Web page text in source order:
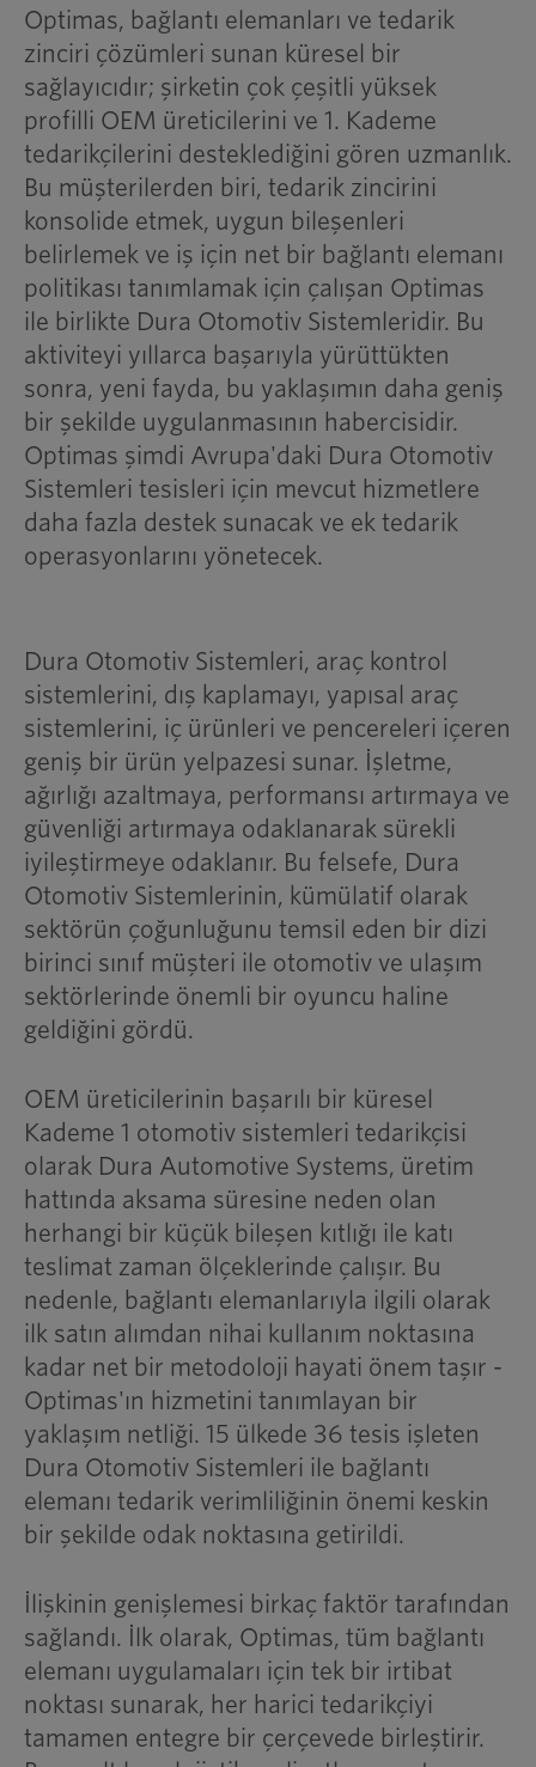
Optimas, bağlantı elemanları ve tedarik
zinciri çözümleri sunan küresel bir
sağlayıcıdır; şirketin çok çeşitli yüksek
profilli OEM üreticilerini ve 1. Kademe
tedarikçilerini desteklediğini gören uzmanlık.
Bu müşterilerden biri, tedarik zincirini
konsolide etmek, uygun bileşenleri
belirlemek ve iş için net bir bağlantı elemanı
politikası tanımlamak için çalışan Optimas
ile birlikte Dura Otomotiv Sistemleridir. Bu
aktiviteyi yıllarca başarıyla yürüttükten
sonra, yeni fayda, bu yaklaşımın daha geniş
bir şekilde uygulanmasının habercisidir.
Optimas şimdi Avrupa'daki Dura Otomotiv
Sistemleri tesisleri için mevcut hizmetlere
daha fazla destek sunacak ve ek tedarik
operasyonlarını yönetecek.
Dura Otomotiv Sistemleri, araç kontrol
sistemlerini, dış kaplamayı, yapısal araç
sistemlerini, iç ürünleri ve pencereleri içeren
geniş bir ürün yelpazesi sunar. İşletme,
ağırlığı azaltmaya, performansı artırmaya ve
güvenliği artırmaya odaklanarak sürekli
iyileştirmeye odaklanır. Bu felsefe, Dura
Otomotiv Sistemlerinin, kümülatif olarak
sektörün çoğunluğunu temsil eden bir dizi
birinci sınıf müşteri ile otomotiv ve ulaşım
sektörlerinde önemli bir oyuncu haline
geldiğini gördü.
OEM üreticilerinin başarılı bir küresel
Kademe 1 otomotiv sistemleri tedarikçisi
olarak Dura Automotive Systems, üretim
hattında aksama süresine neden olan
herhangi bir küçük bileşen kıtlığı ile katı
teslimat zaman ölçeklerinde çalışır. Bu
nedenle, bağlantı elemanlarıyla ilgili olarak
ilk satın alımdan nihai kullanım noktasına
kadar net bir metodoloji hayati önem taşır -
Optimas'ın hizmetini tanımlayan bir
yaklaşım netliği. 15 ülkede 36 tesis işleten
Dura Otomotiv Sistemleri ile bağlantı
elemanı tedarik verimliliğinin önemi keskin
bir şekilde odak noktasına getirildi.
İlişkinin genişlemesi birkaç faktör tarafından
sağlandı. İlk olarak, Optimas, tüm bağlantı
elemanı uygulamaları için tek bir irtibat
noktası sunarak, her harici tedarikçiyi
tamamen entegre bir çerçevede birleştirir.